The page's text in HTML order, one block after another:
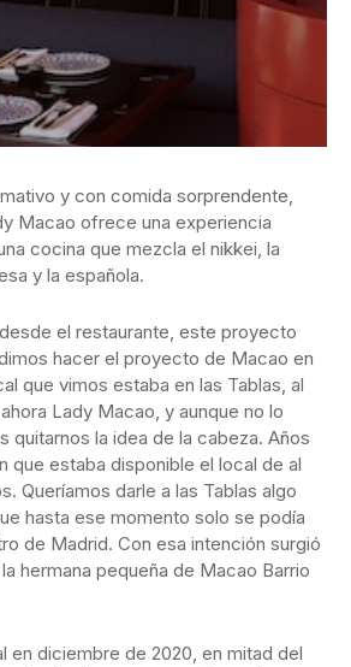
y con comida sorprendente,
Macao ofrece una experiencia
cocina que mezcla el nikkei, la
y la española.
el restaurante, este proyecto
hacer el proyecto de Macao en
que vimos estaba en las Tablas, al
Lady Macao, y aunque no lo
quitarnos la idea de la cabeza. Años
que estaba disponible el local de al
Queríamos darle a las Tablas algo
hasta ese momento solo se podía
de Madrid. Con esa intención surgió
hermana pequeña de Macao Barrio
en diciembre de 2020, en mitad del